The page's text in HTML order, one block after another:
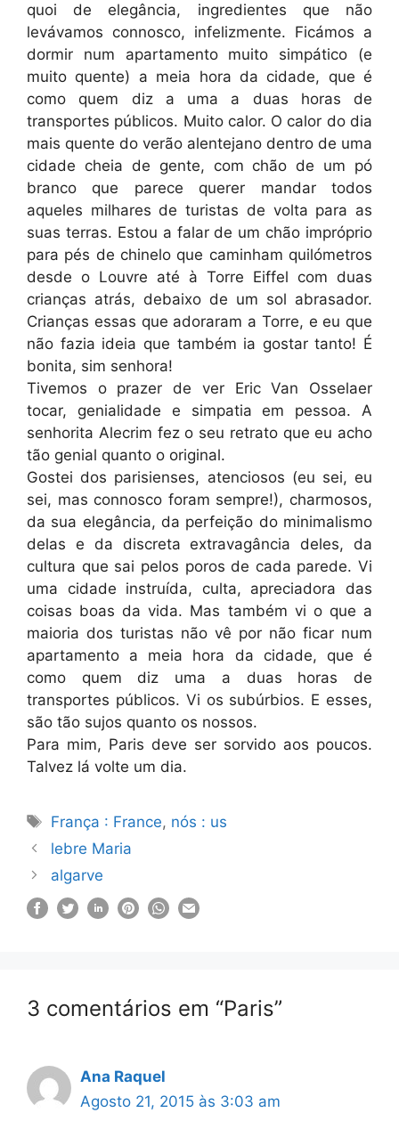
quoi de elegância, ingredientes que não
levávamos connosco, infelizmente. Ficámos a
dormir num apartamento muito simpático (e
muito quente) a meia hora da cidade, que é
como quem diz a uma a duas horas de
transportes públicos. Muito calor. O calor do dia
mais quente do verão alentejano dentro de uma
cidade cheia de gente, com chão de um pó
branco que parece querer mandar todos
aqueles milhares de turistas de volta para as
suas terras. Estou a falar de um chão impróprio
para pés de chinelo que caminham quilómetros
desde o Louvre até à Torre Eiffel com duas
crianças atrás, debaixo de um sol abrasador.
Crianças essas que adoraram a Torre, e eu que
não fazia ideia que também ia gostar tanto! É
bonita, sim senhora!
Tivemos o prazer de ver Eric Van Osselaer
tocar, genialidade e simpatia em pessoa. A
senhorita Alecrim fez o seu retrato que eu acho
tão genial quanto o original.
Gostei dos parisienses, atenciosos (eu sei, eu
sei, mas connosco foram sempre!), charmosos,
da sua elegância, da perfeição do minimalismo
delas e da discreta extravagância deles, da
cultura que sai pelos poros de cada parede. Vi
uma cidade instruída, culta, apreciadora das
coisas boas da vida. Mas também vi o que a
maioria dos turistas não vê por não ficar num
apartamento a meia hora da cidade, que é
como quem diz uma a duas horas de
transportes públicos. Vi os subúrbios. E esses,
são tão sujos quanto os nossos.
Para mim, Paris deve ser sorvido aos poucos.
Talvez lá volte um dia.
Etiquetas
França : France, nós : us
lebre Maria
algarve
3 comentários em “Paris”
Ana Raquel
Agosto 21, 2015 às 3:03 am